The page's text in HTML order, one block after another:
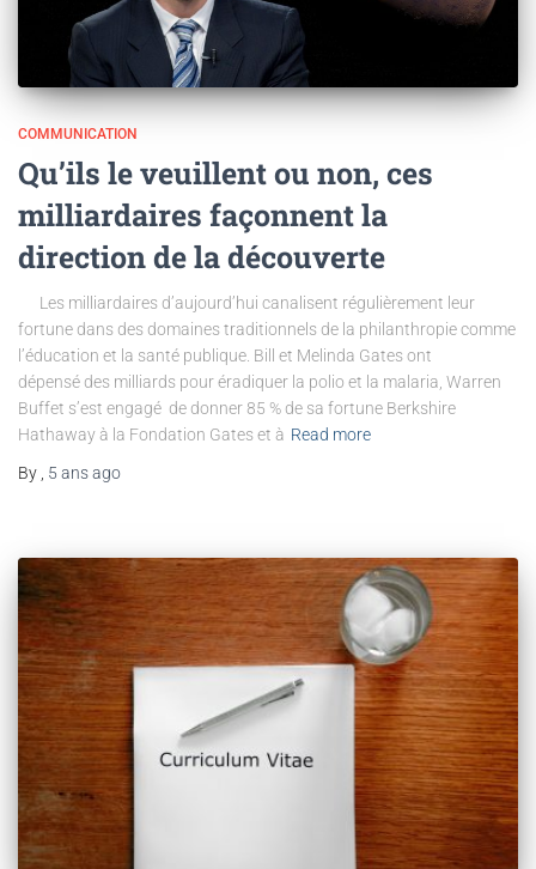
COMMUNICATION
Qu’ils le veuillent ou non, ces
milliardaires façonnent la
direction de la découverte
Les milliardaires d’aujourd’hui canalisent régulièrement leur
fortune dans des domaines traditionnels de la philanthropie comme
l’éducation et la santé publique. Bill et Melinda Gates ont
dépensé des milliards pour éradiquer la polio et la malaria, Warren
Buffet s’est engagé de donner 85 % de sa fortune Berkshire
Hathaway à la Fondation Gates et à Read more
By , 5 ansago